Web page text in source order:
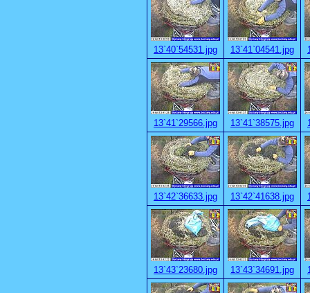
13`40`54531.jpg 13`41`04541.jpg
13`41`29566.jpg 13`41`38575.jpg
13`42`36633.jpg 13`42`41638.jpg
13`43`23680.jpg 13`43`34691.jpg